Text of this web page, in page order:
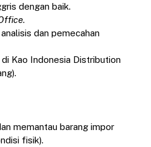
dengan baik.
.
dan pemecahan
Kao Indonesia Distribution
memantau barang impor
fisik).